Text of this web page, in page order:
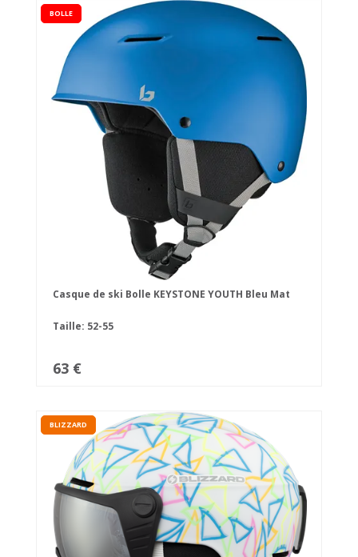
BOLLE
Casque de ski Bolle KEYSTONE YOUTH Bleu Mat
Taille: 52-55
63 €
BLIZZARD